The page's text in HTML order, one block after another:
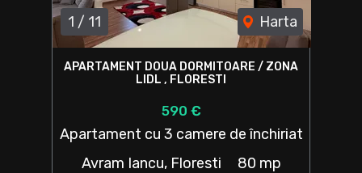
1 / 11 Harta
APARTAMENT DOUA DORMITOARE / ZONA
LIDL , FLORESTI
590 €
Apartament cu 3 camere de închiriat
Avram Iancu, Floresti
80 mp